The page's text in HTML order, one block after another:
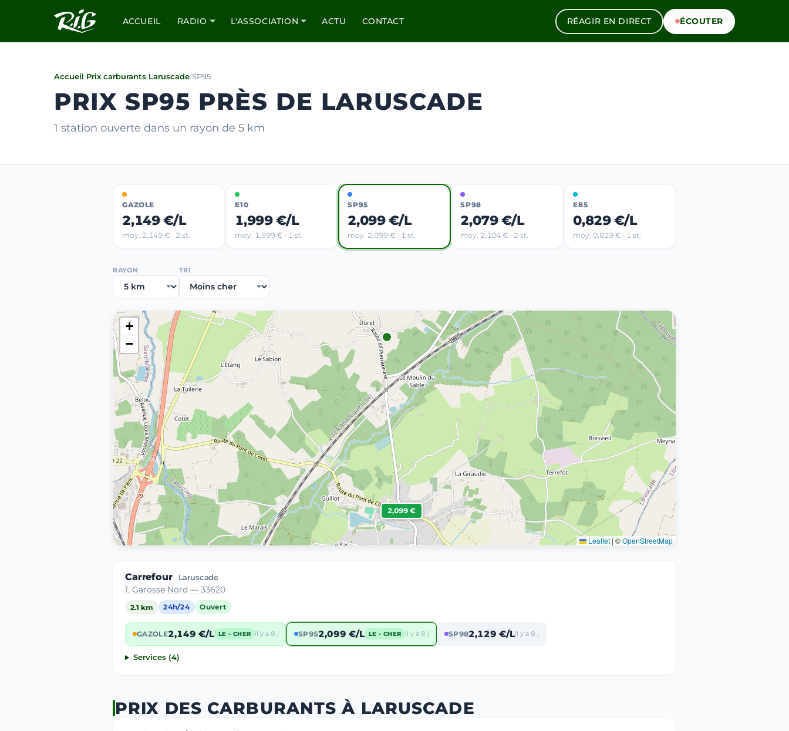
ACCUEIL RADIO L'ASSOCIATION ACTU CONTACT RÉAGIR EN DIRECT ÉCOUTER
Accueil/Prix carburants/Laruscade/SP95
PRIX SP95 PRÈS DE LARUSCADE
1 station ouverte dans un rayon de 5 km
GAZOLE
2,149 €/L
moy. 2,149 € · 2 st.
E10
1,999 €/L
moy. 1,999 € · 1 st.
SP95
2,099 €/L
moy. 2,099 € · 1 st.
SP98
2,079 €/L
moy. 2,104 € · 2 st.
E85
0,829 €/L
moy. 0,829 € · 1 st.
RAYON TRI
2,099 €
+
−
Leaflet | ©OpenStreetMap
Carrefour Laruscade
1, Garosse Nord — 33620
2.1 km 24h/24 Ouvert
GAZOLE2,149 €/L LE - CHER il y a 8 j SP952,099 €/L LE - CHER il y a 8 j SP982,129 €/Lil y a 8 j
Services (4)
PRIX DES CARBURANTS À LARUSCADE